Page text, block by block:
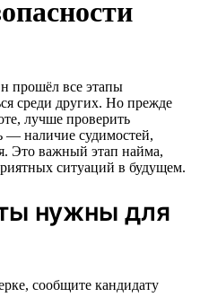
прошёл все этапы
среди других. Но прежде
лучше проверить
— наличие судимостей,
Это важный этап найма,
ситуаций в будущем.
нужны для
сообщите кандидату